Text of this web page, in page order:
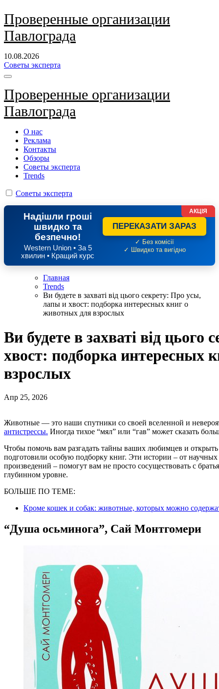
Перейти
к
содержанию
Проверенные организации
Павлограда
10.08.2026
Советы эксперта
Проверенные организации
Павлограда
О нас
Реклама
Контакты
Обзоры
Советы эксперта
Trends
Советы эксперта
Надішли гроші
швидко та
безпечно!
Western Union • За 5
хвилин • Кращий курс
ПЕРЕКАЗАТИ ЗАРАЗ
✓ Без комісії
✓ Швидко та вигідно
АКЦІЯ
Главная
Trends
Ви будете в захваті від цього секрету: Про усы,
лапы и хвост: подборка интересных книг о
животных для взрослых
Ви будете в захваті від
хвост: подборка интересных
взрослых
Апр 25, 2026
Животные — это наши спутники со своей вселенной и
антистрессы. Иногда тихое “мял” или “гав” может сказать
Чтобы помочь вам разгадать тайны ваших любимцев и
подготовили особую подборку книг. Эти истории – от
произведений – помогут вам не просто сосуществовать с
глубинном уровне.
БОЛЬШЕ ПО ТЕМЕ:
Кроме кошек и собак: животные, которых можно
“Душа осьминога”, Сай Монтгомери